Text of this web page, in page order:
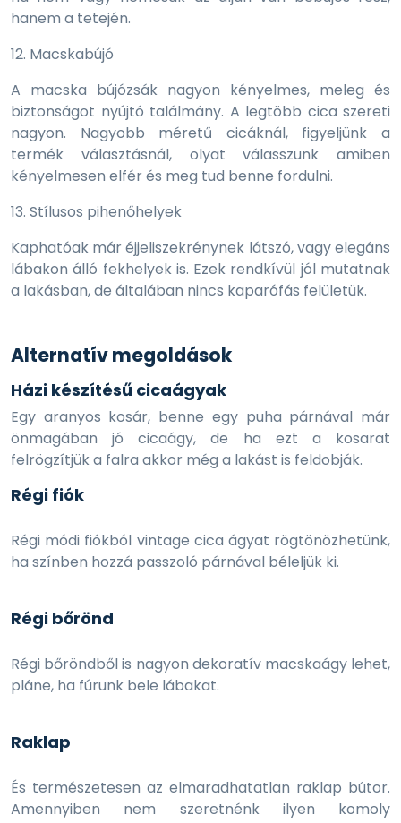
hanem a tetején.
12. Macskabújó
A macska bújózsák nagyon kényelmes, meleg és
biztonságot nyújtó találmány. A legtöbb cica szereti
nagyon. Nagyobb méretű cicáknál, figyeljünk a
termék választásnál, olyat válasszunk amiben
kényelmesen elfér és meg tud benne fordulni.
13. Stílusos pihenőhelyek
Kaphatóak már éjjeliszekrénynek látszó, vagy elegáns
lábakon álló fekhelyek is. Ezek rendkívül jól mutatnak
a lakásban, de általában nincs kaparófás felületük.
Alternatív megoldások
Házi készítésű cicaágyak
Egy aranyos kosár, benne egy puha párnával már
önmagában jó cicaágy, de ha ezt a kosarat
felrögzítjük a falra akkor még a lakást is feldobják.
Régi fiók
Régi módi fiókból vintage cica ágyat rögtönözhetünk,
ha színben hozzá passzoló párnával béleljük ki.
Régi bőrönd
Régi bőröndből is nagyon dekoratív macskaágy lehet,
pláne, ha fúrunk bele lábakat.
Raklap
És természetesen az elmaradhatatlan raklap bútor.
Amennyiben nem szeretnénk ilyen komoly